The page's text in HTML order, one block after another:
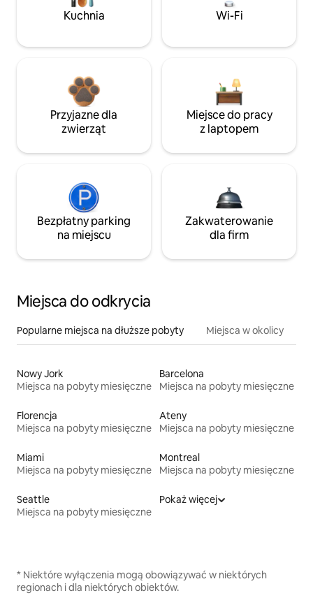
Kuchnia Wi-Fi
Przyjazne dla
zwierząt
Miejsce do pracy
z laptopem
Bezpłatny parking
na miejscu
Zakwaterowanie
dla firm
Miejsca do odkrycia
Popularne miejsca na dłuższe pobyty Miejsca w okolicy
Nowy Jork
Miejsca na pobyty miesięczne
Barcelona
Miejsca na pobyty miesięczne
Florencja
Miejsca na pobyty miesięczne
Ateny
Miejsca na pobyty miesięczne
Miami
Miejsca na pobyty miesięczne
Montreal
Miejsca na pobyty miesięczne
Seattle
Miejsca na pobyty miesięczne
Pokaż więcej
* Niektóre wyłączenia mogą obowiązywać w niektórych
regionach i dla niektórych obiektów.